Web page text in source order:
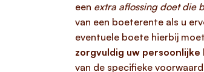
een extra aflossing doet die
van een boeterente als u
eventuele boete hierbij
zorgvuldig uw
van de specifieke